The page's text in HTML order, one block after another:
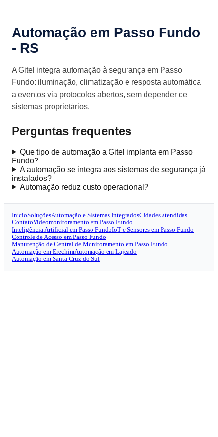
Automação em Passo Fundo
- RS
A Gitel integra automação à segurança em Passo
Fundo: iluminação, climatização e resposta automática
a eventos via protocolos abertos, sem depender de
sistemas proprietários.
Perguntas frequentes
Que tipo de automação a Gitel implanta em Passo
Fundo?
A automação se integra aos sistemas de segurança já
instalados?
Automação reduz custo operacional?
InícioSoluçõesAutomação e Sistemas IntegradosCidades atendidas
ContatoVideomonitoramento em Passo Fundo
Inteligência Artificial em Passo FundoIoT e Sensores em Passo Fundo
Controle de Acesso em Passo Fundo
Manutenção de Central de Monitoramento em Passo Fundo
Automação em ErechimAutomação em Lajeado
Automação em Santa Cruz do Sul